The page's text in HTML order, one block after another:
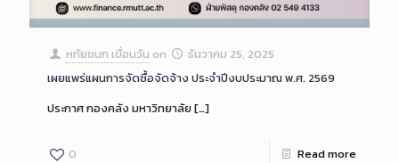
หทัยชนก เขื่อนวัน on
ธันวาคม 25, 2025
เผยแพร่แผนการจัดซื้อจัดจ้าง ประจำปีงบประมาณ พ.ศ. 2569
ประกาศ กองคลัง มหาวิทยาลัย[…]
0 Read more